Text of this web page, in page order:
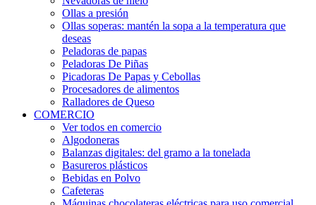
Ollas a presión
Ollas soperas: mantén la sopa a la temperatura que
deseas
Peladoras de papas
Peladoras De Piñas
Picadoras De Papas y Cebollas
Procesadores de alimentos
Ralladores de Queso
COMERCIO
Ver todos en comercio
Algodoneras
Balanzas digitales: del gramo a la tonelada
Basureros plásticos
Bebidas en Polvo
Cafeteras